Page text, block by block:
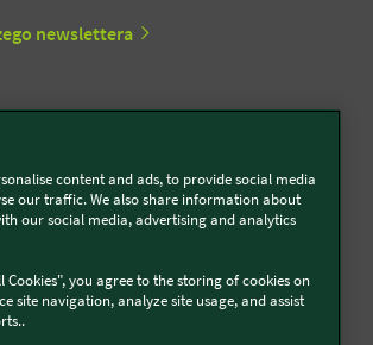
newslettera
content and ads, to provide social media
our traffic. We also share information about
our social media, advertising and analytics
Cookies", you agree to the storing of cookies on
site navigation, analyze site usage, and assist